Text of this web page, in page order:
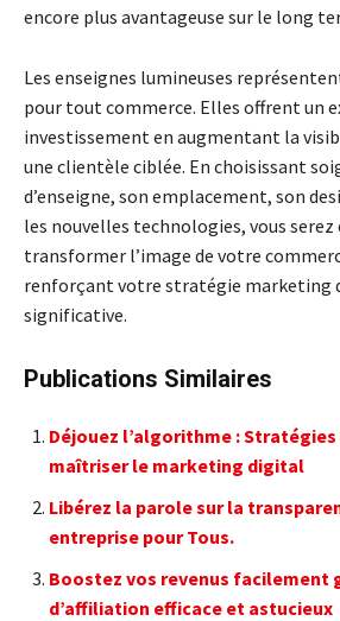
encore plus avantageuse sur le long
Les enseignes lumineuses
pour tout commerce. Elles offrent un
investissement en augmentant la
une clientèle ciblée. En choisissant
d’enseigne, son emplacement, son
les nouvelles technologies, vous serez
transformer l’image de votre
renforçant votre stratégie marketing
significative.
Publications Similaires
Déjouez l’algorithme :
maîtriser le marketing digital
Libérez la parole sur la
entreprise pour Tous.
Boostez vos revenus facilement
d’affiliation efficace et astucieux